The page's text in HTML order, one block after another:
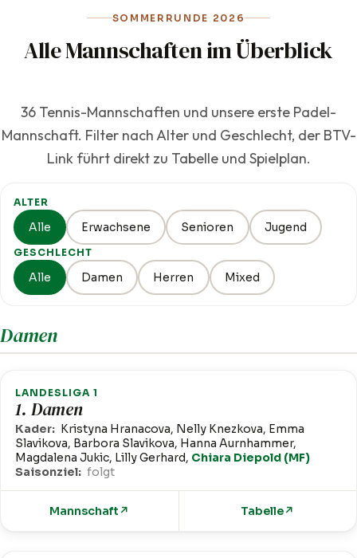
SOMMERRUNDE 2026
Alle Mannschaften im Überblick
36 Tennis-Mannschaften und unsere erste Padel-
Mannschaft. Filter nach Alter und Geschlecht, der BTV-
Link führt direkt zu Tabelle und Spielplan.
ALTER
Alle Erwachsene Senioren Jugend
GESCHLECHT
Alle Damen Herren Mixed
Damen
LANDESLIGA 1
1. Damen
Kader: Kristyna Hranacova, Nelly Knezkova, Emma
Slavikova, Barbora Slavikova, Hanna Aurnhammer,
Magdalena Jukic, Lilly Gerhard, Chiara Diepold (MF)
Saisonziel: folgt
Mannschaft ↗ Tabelle↗